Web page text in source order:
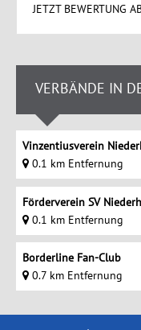
JETZT BEWERTUNG
VERBÄNDE IN
Vinzentiusverein
0.1 km Entfernung
Förderverein SV
0.1 km Entfernung
Borderline Fan-Club
0.7 km Entfernung